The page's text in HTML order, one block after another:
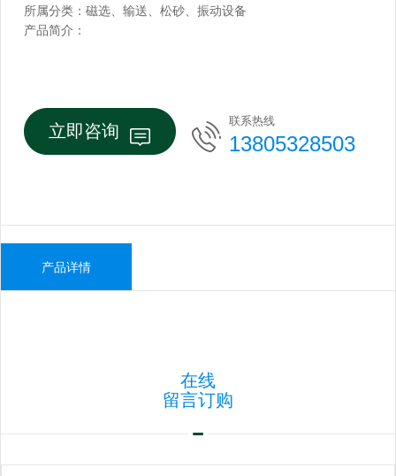
所属分类：磁选、输送、松砂、振动设备
产品简介：
立即咨询
联系热线
13805328503
产品详情
在线
留言订购